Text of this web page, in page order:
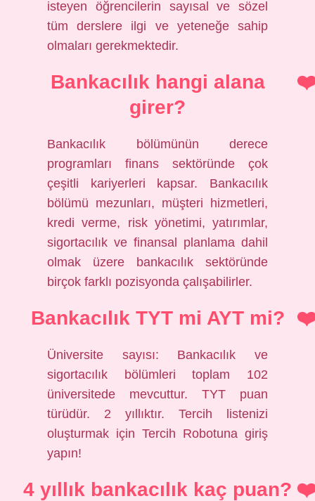
isteyen öğrencilerin sayısal ve sözel
tüm derslere ilgi ve yeteneğe sahip
olmaları gerekmektedir.
Bankacılık hangi alana
girer?
Bankacılık bölümünün derece
programları finans sektöründe çok
çeşitli kariyerleri kapsar. Bankacılık
bölümü mezunları, müşteri hizmetleri,
kredi verme, risk yönetimi, yatırımlar,
sigortacılık ve finansal planlama dahil
olmak üzere bankacılık sektöründe
birçok farklı pozisyonda çalışabilirler.
Bankacılık TYT mi AYT mi?
Üniversite sayısı: Bankacılık ve
sigortacılık bölümleri toplam 102
üniversitede mevcuttur. TYT puan
türüdür. 2 yıllıktır. Tercih listenizi
oluşturmak için Tercih Robotuna giriş
yapın!
4 yıllık bankacılık kaç puan?